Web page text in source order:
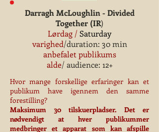
Darragh McLoughlin - Divided
Together (IR)
Lørdag / Saturday
varighed/duration: 30 min
anbefalet publikums
alde/ audience: 12+
Hvor mange forskellige erfaringer kan et
publikum have igennem den samme
forestilling?
Maksimum 30 tilskuerpladser. Det er
nødvendigt at hver publikummer
medbringer et apparat som kan afspille